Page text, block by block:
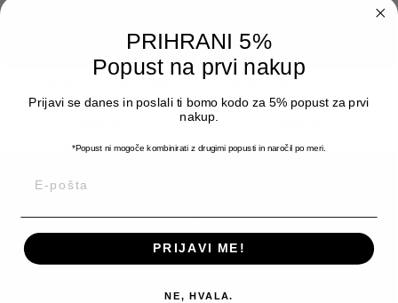
'Lavender'
'Neon Orange'
PRIHRANI 5%
Popust na prvi nakup
Prijavi se danes in poslali ti bomo kodo za 5% popust za prvi
nakup.
*Popust ni mogoče kombinirati z drugimi popusti in naročil po meri.
PRIJAVI ME!
NE, HVALA.